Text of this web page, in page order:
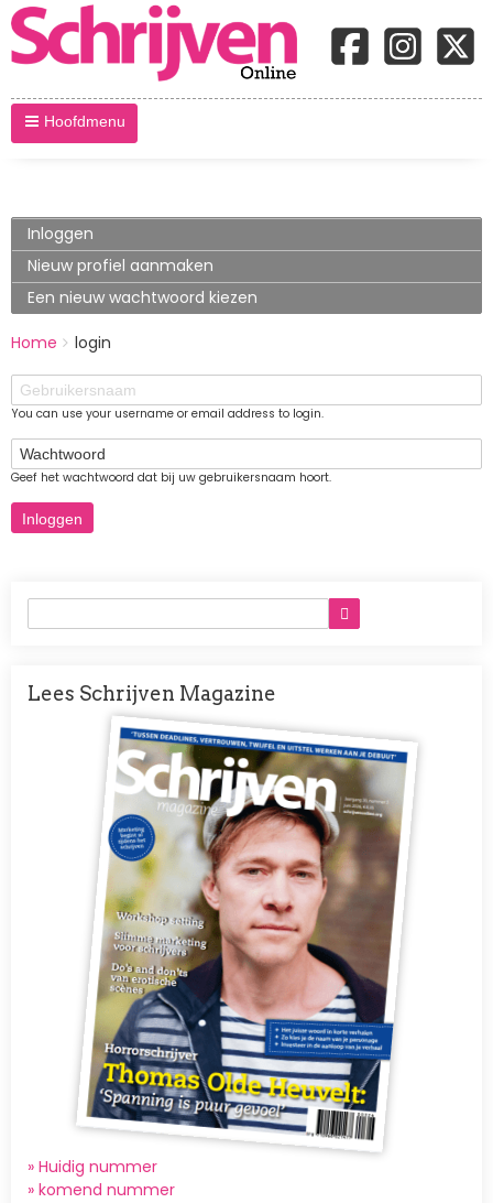
Hoofdmenu
Primary
tabs
Inloggen
tabblad)
Nieuw profiel aanmaken
Een nieuw wachtwoord kiezen
BREADCRUMBS
You
here:
Home
login
Gebruikersnaam
You can use your username or email address to login.
Wachtwoord
Geef het wachtwoord dat bij uw gebruikersnaam hoort.
Lees Schrijven Magazine
Afbeelding
» Huidig nummer
» komend nummer